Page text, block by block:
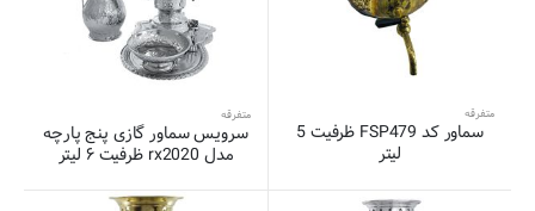
متفرقه
سماور کد FSP479 ظرفیت 5
لیتر
متفرقه
سرویس سماور گازی پنج پارچه
مدل rx2020 ظرفیت ۶ لیتر